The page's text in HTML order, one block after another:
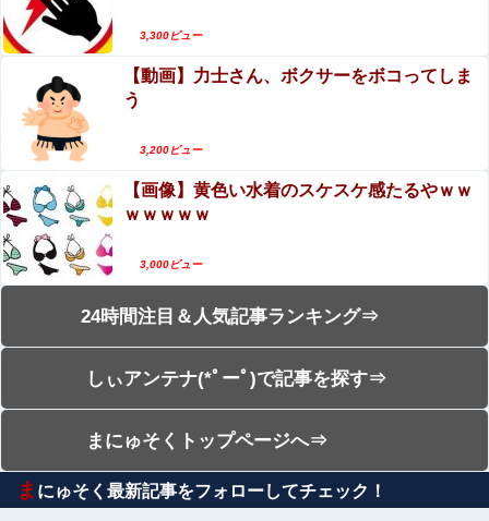
3,300ビュー
【動画】力士さん、ボクサーをボコってしま
う
3,200ビュー
【画像】黄色い水着のスケスケ感たるやｗｗ
ｗｗｗｗｗ
3,000ビュー
24時間注目＆人気記事ランキング⇒
しぃアンテナ(*ﾟーﾟ)で記事を探す⇒
まにゅそくトップページへ⇒
ま にゅそく最新記事をフォローしてチェック！